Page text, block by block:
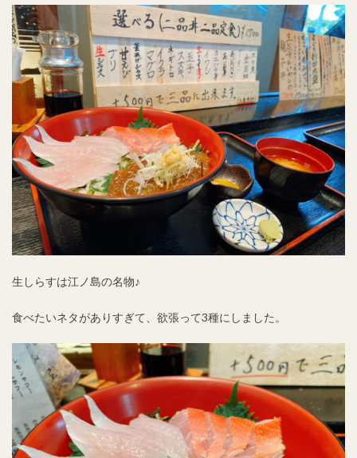
生しらすは江ノ島の名物♪
食べたいネタがありすぎて、欲張って3種にしました。